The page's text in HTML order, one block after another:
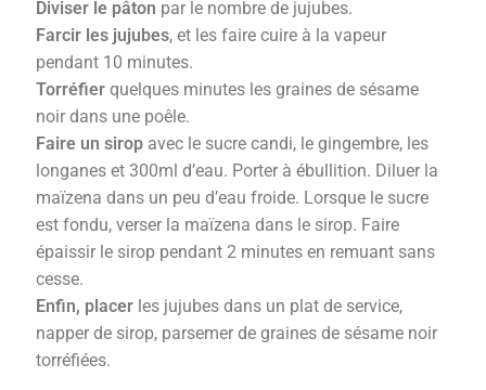
Diviser le pâton par le nombre de jujubes.
Farcir les jujubes, et les faire cuire à la vapeur
pendant 10 minutes.
Torréfierquelques minutes les graines de sésame
noir dans une poêle.
Faire un siropavec le sucre candi, le gingembre, les
longanes et 300ml d’eau. Porter à ébullition. Diluer la
maïzena dans un peu d’eau froide. Lorsque le sucre
est fondu, verser la maïzena dans le sirop. Faire
épaissir le sirop pendant 2 minutes en remuant sans
cesse.
Enfin, placerles jujubes dans un plat deservice,
napper desirop, parsemer de graines de sésame noir
torréfiées.